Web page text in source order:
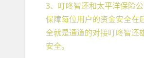
3、叮咚智还和太平洋保险
保障每位用户的资金安全在
全就是通道的对接叮咚智还
安全。